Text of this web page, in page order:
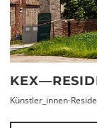
Künstler_innen-